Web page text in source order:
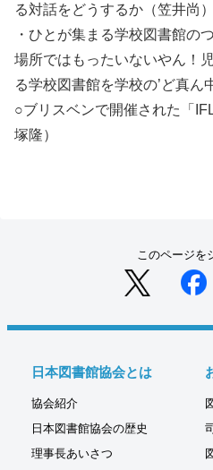
る対話をどうするか（笠井尚）
・ひとが集まる学校図書館
場所ではもったいないやん！
る学校図書館を学校の’ど真ん
○ブリスベンで開催された「
塚隆）
このページを
日本図書館協会とは
協会紹介
日本図書館協会の歴史
理事長あいさつ